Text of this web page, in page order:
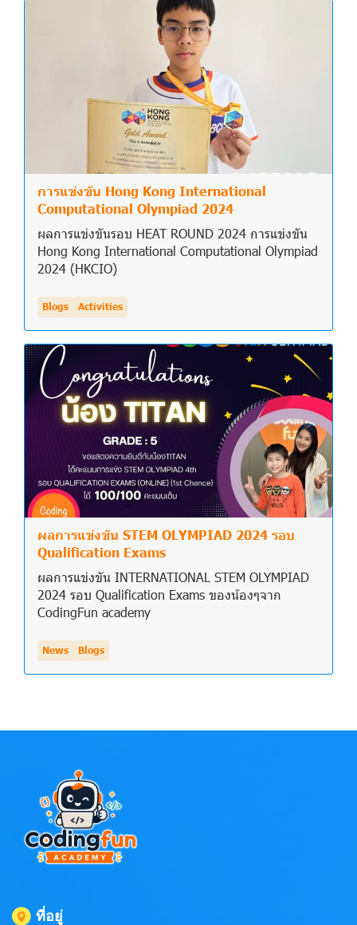
การแข่งขัน Hong Kong International
Computational Olympiad 2024
ผลการแข่งขันรอบ HEAT ROUND 2024 การแข่งขัน
Hong Kong International Computational Olympiad
2024 (HKCIO)
Blogs Activities
ผลการแข่งขัน STEM OLYMPIAD 2024 รอบ
Qualification Exams
ผลการแข่งขัน INTERNATIONAL STEM OLYMPIAD
2024 รอบ Qualification Exams ของน้องๆจาก
CodingFun academy
News Blogs
ที่อยู่